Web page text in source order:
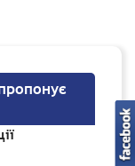
виробник пива